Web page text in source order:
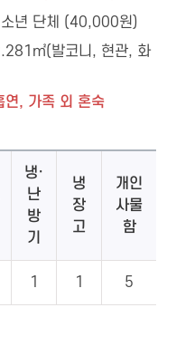
년 단체 (40,000원)
㎡(발코니, 현관, 화
연, 가족 외 혼숙
냉·
난
방
기
냉
장
고
개인
사물
함
1 1 5